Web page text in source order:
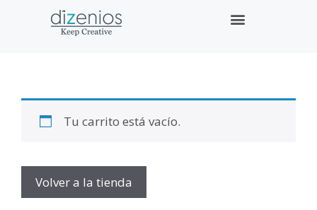
Tu carrito está vacío.
Volver a la tienda